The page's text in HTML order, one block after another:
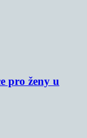
pro ženy u